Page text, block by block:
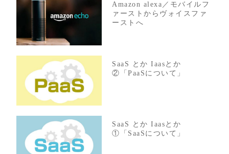
Amazon alexa／モバイルフ
ァーストからヴォイスファ
ーストへ
SaaS とか Iaasとか
②「PaaSについて」
SaaS とか Iaasとか
①「SaaSについて」